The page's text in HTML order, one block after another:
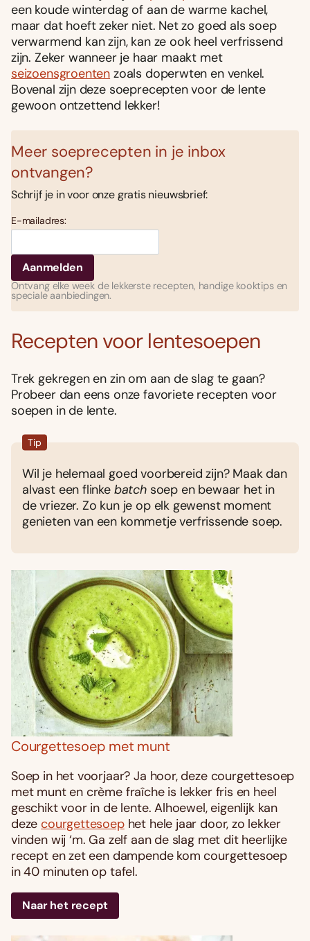
een koude winterdag of aan de warme kachel,
maar dat hoeft zeker niet. Net zo goed als soep
verwarmend kan zijn, kan ze ook heel verfrissend
zijn. Zeker wanneer je haar maakt met
seizoensgroenten zoals doperwten en venkel.
Bovenal zijn deze soeprecepten voor de lente
gewoon ontzettend lekker!
Meer soeprecepten in je inbox
ontvangen?
Schrijf je in voor onze gratis nieuwsbrief:
E-mailadres:
Ontvang elke week de lekkerste recepten, handige kooktips en
speciale aanbiedingen.
Recepten voor lentesoepen
Trek gekregen en zin om aan de slag te gaan?
Probeer dan eens onze favoriete recepten voor
soepen in de lente.
Tip
Wil je helemaal goed voorbereid zijn? Maak dan
alvast een flinke batch soep en bewaar het in
de vriezer. Zo kun je op elk gewenst moment
genieten van een kommetje verfrissende soep.
Courgettesoep met munt
Soep in het voorjaar? Ja hoor, deze courgettesoep
met munt en crème fraîche is lekker fris en heel
geschikt voor in de lente. Alhoewel, eigenlijk kan
deze courgettesoephet hele jaar door, zo lekker
vinden wij ‘m. Ga zelf aan de slag met dit heerlijke
recept en zet een dampende kom courgettesoep
in 40 minuten op tafel.
Naar het recept